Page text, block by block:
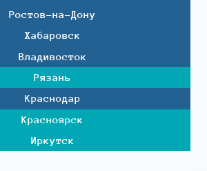
Ростов-на-Дону
Хабаровск
Владивосток
Рязань
Краснодар
Красноярск
Иркутск